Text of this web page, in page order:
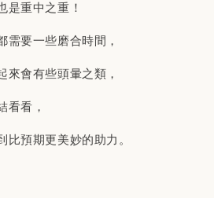
是重中之重！
需要一些磨合時間，
來會有些頭暈之類，
看看，
預期更美妙的助力。